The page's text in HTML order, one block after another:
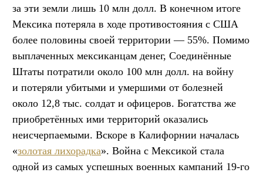
за эти земли лишь 10 млн долл. В конечном итоге
Мексика потеряла в ходе противостояния с США
более половины своей территории — 55%. Помимо
выплаченных мексиканцам денег, Соединённые
Штаты потратили около 100 млн долл. на войну
и потеряли убитыми и умершими от болезней
около 12,8 тыс. солдат и офицеров. Богатства же
приобретённых ими территорий оказались
неисчерпаемыми. Вскоре в Калифорнии началась
«золотая лихорадка». Война с Мексикой стала
одной из самых успешных военных кампаний 19-го